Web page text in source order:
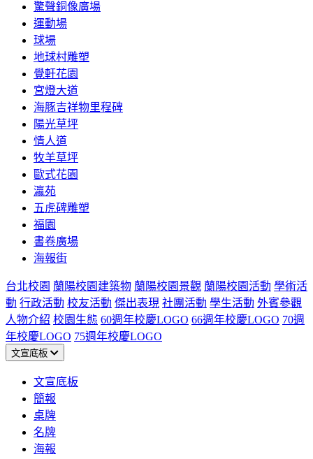
驚聲銅像廣場
運動場
球場
地球村雕塑
覺軒花園
宮燈大道
海豚吉祥物里程碑
陽光草坪
情人道
牧羊草坪
歐式花園
瀛苑
五虎碑雕塑
福園
書卷廣場
海報街
台北校園 蘭陽校園建築物 蘭陽校園景觀 蘭陽校園活動 學術活
動 行政活動 校友活動 傑出表現 社團活動 學生活動 外賓參觀
人物介紹 校園生態 60週年校慶LOGO 66週年校慶LOGO 70週
年校慶LOGO 75週年校慶LOGO
文宣底板
文宣底板
簡報
桌牌
名牌
海報